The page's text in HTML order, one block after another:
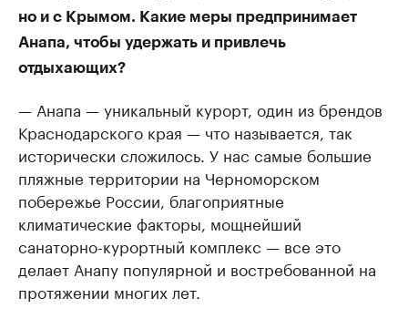
но и с Крымом. Какие меры предпринимает
Анапа, чтобы удержать и привлечь
отдыхающих?
— Анапа — уникальный курорт, один из брендов
Краснодарского края — что называется, так
исторически сложилось. У нас самые большие
пляжные территории на Черноморском
побережье России, благоприятные
климатические факторы, мощнейший
санаторно-курортный комплекс — все это
делает Анапу популярной и востребованной на
протяжении многих лет.